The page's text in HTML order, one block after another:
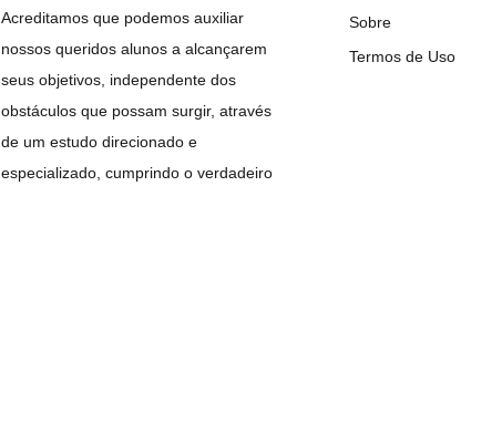
Acreditamos que podemos auxiliar
nossos queridos alunos a alcançarem
seus objetivos, independente dos
obstáculos que possam surgir, através
de um estudo direcionado e
especializado, cumprindo o verdadeiro
Sobre
Termos de Uso